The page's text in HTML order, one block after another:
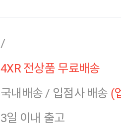
/
4XR 전상품 무료배송
국내배송 / 입점사 배송 (
3일 이내 출고